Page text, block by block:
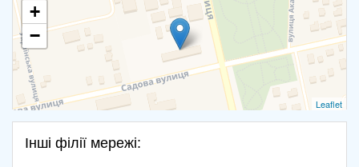
+
−
Leaflet
Інші філії мережі: